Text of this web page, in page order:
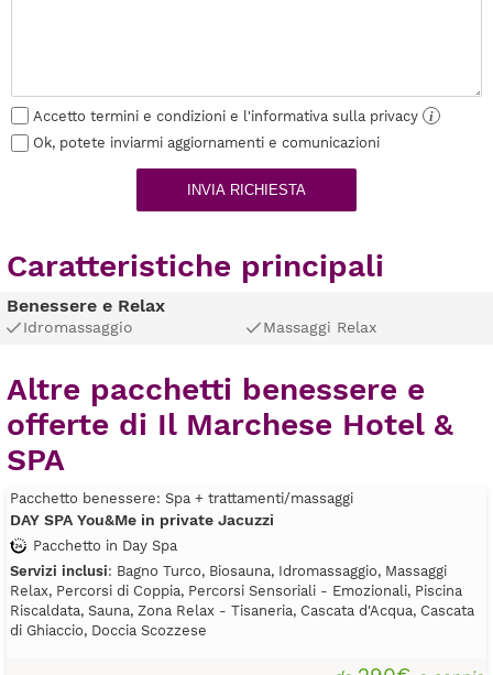
Accetto termini e condizioni e l'informativa sulla privacy
i
Ok, potete inviarmi aggiornamenti e comunicazioni
INVIA RICHIESTA
Caratteristiche principali
Benessere e Relax
Idromassaggio Massaggi Relax
Altre pacchetti benessere e
offerte di Il Marchese Hotel &
SPA
Pacchetto benessere: Spa + trattamenti/massaggi
DAY SPA You&Me in private Jacuzzi
Pacchetto in Day Spa
Servizi inclusi: Bagno Turco, Biosauna, Idromassaggio, Massaggi
Relax, Percorsi di Coppia, Percorsi Sensoriali - Emozionali, Piscina
Riscaldata, Sauna, Zona Relax - Tisaneria, Cascata d'Acqua, Cascata
di Ghiaccio, Doccia Scozzese